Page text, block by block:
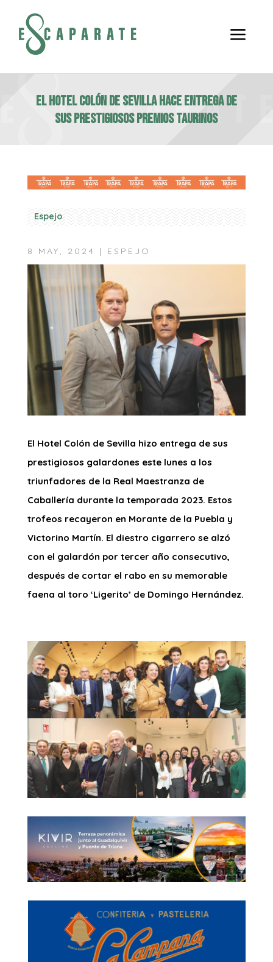
a
EL HOTEL COLÓN DE SEVILLA HACE ENTREGA DE
SUS PRESTIGIOSOS PREMIOS TAURINOS
Espejo
8 MAY, 2024 | ESPEJO
El Hotel Colón de Sevilla hizo entrega de sus
prestigiosos galardones este lunes a los
triunfadores de la Real Maestranza de
Caballería durante la temporada 2023. Estos
trofeos recayeron en Morante de la Puebla y
Victorino Martín. El diestro cigarrero se alzó
con el galardón por tercer año consecutivo,
después de cortar el rabo en su memorable
faena al toro ‘Ligerito’ de Domingo Hernández.